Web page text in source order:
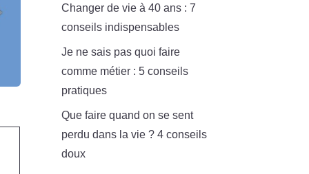
Changer de vie à 40 ans : 7
conseils indispensables
Je ne sais pas quoi faire
comme métier : 5 conseils
pratiques
Que faire quand on se sent
perdu dans la vie ? 4 conseils
doux